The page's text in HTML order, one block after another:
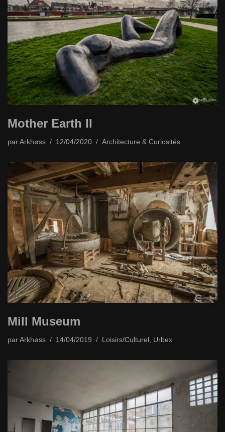
Mother Earth II
par Arkhøss 12/04/2020 Architecture & Curiosités
Mill Museum
par Arkhøss 14/04/2019 Loisirs/Culturel Urbex